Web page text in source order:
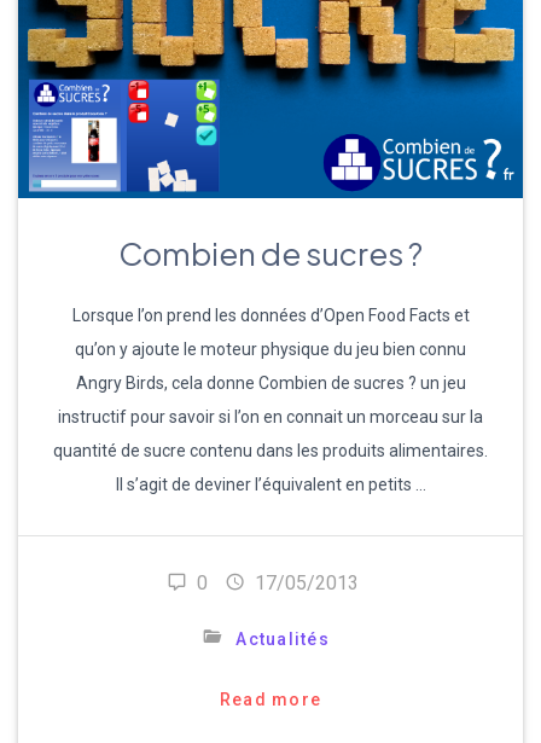
Combien de sucres ?
Lorsque l’on prend les données d’Open Food Facts et
qu’on y ajoute le moteur physique du jeu bien connu
Angry Birds, cela donne Combien de sucres ? un jeu
instructif pour savoir si l’on en connait un morceau sur la
quantité de sucre contenu dans les produits alimentaires.
Il s’agit de deviner l’équivalent en petits …
0 17/05/2013
Actualités
Read more